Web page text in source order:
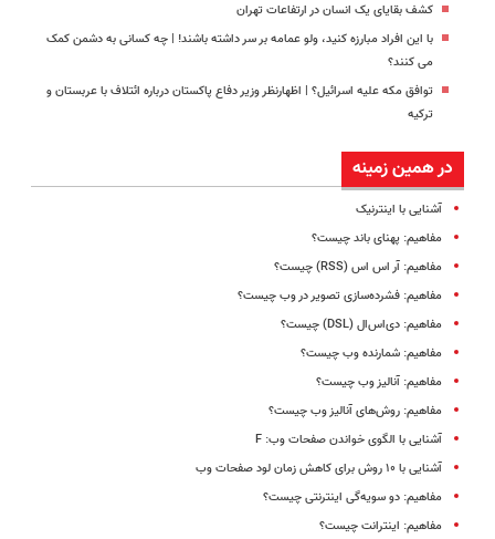
کشف بقایای یک انسان در ارتفاعات تهران
با این افراد مبارزه کنید، ولو عمامه بر سر داشته باشند! | چه کسانی به دشمن کمک
می کنند؟
توافق مکه علیه اسرائیل؟ | اظهارنظر وزیر دفاع پاکستان درباره ائتلاف با عربستان و
ترکیه
در همین زمینه
آشنایی با اینترنیک
مفاهیم: پهنای باند چیست؟
مفاهیم: آر اس اس (RSS) چیست؟
مفاهیم: فشرده‌سازی تصویر در وب چیست؟
مفاهیم: دی‌اس‌ال (DSL) چیست؟
مفاهیم: شمارنده وب چیست؟
مفاهیم: آنالیز وب چیست؟
مفاهیم: روش‌های آنالیز وب چیست؟
آشنایی با الگوی خواندن صفحات وب: F
آشنایی با ۱۰ روش برای کاهش زمان لود صفحات وب
مفاهیم: دو سویه‌گی اینترنتی چیست؟
مفاهیم: اینترانت چیست؟